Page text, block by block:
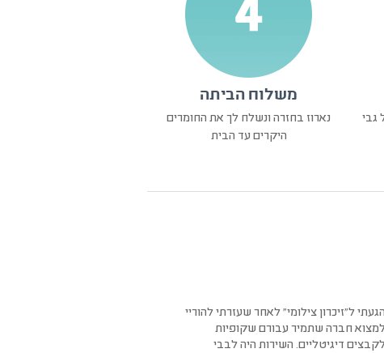
גבי
משלוח הביתה
נארוז בחזרה ונשלח לך את החומרים
היקרים עד הבית
הגעתי ל"זיכרון צילומי" לאחר שעזרתי להוריי
חברה שתמיר עבורם שקופיות
דיגיטליים. השירות היה לבבי